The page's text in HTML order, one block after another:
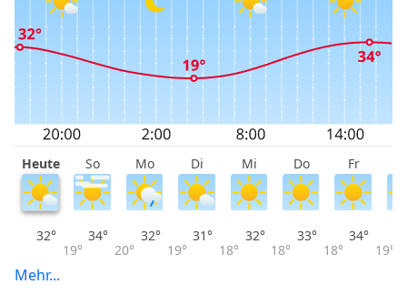
Heute So Mo Di Mi Do Fr
32°
19°
34°
20°
32°
19°
31°
18°
32°
18°
33°
18°
34°
19°
Mehr...